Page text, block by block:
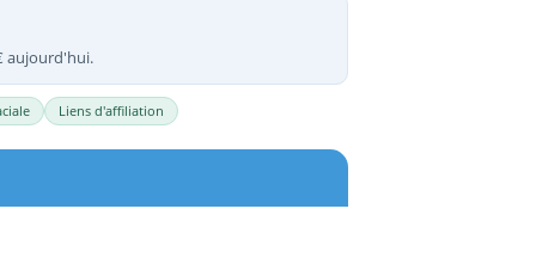
aujourd'hui.
Liens d'affiliation